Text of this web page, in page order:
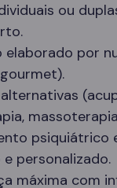
ou
elaborado por
psiquiátrico
personalizado.
máxima com